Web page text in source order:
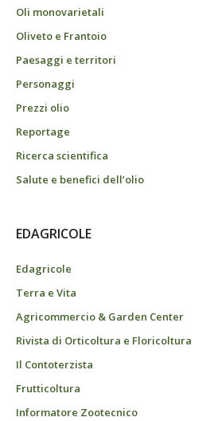
Oli monovarietali
Oliveto e Frantoio
Paesaggi e territori
Personaggi
Prezzi olio
Reportage
Ricerca scientifica
Salute e benefici dell’olio
EDAGRICOLE
Edagricole
Terra e Vita
Agricommercio & Garden Center
Rivista di Orticoltura e Floricoltura
Il Contoterzista
Frutticoltura
Informatore Zootecnico